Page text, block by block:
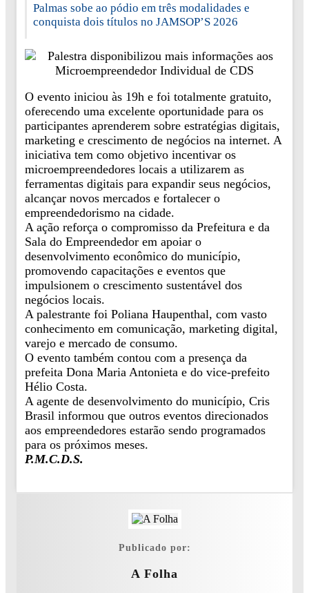
Palmas sobe ao pódio em três modalidades e
conquista dois títulos no JAMSOP’S 2026
O evento iniciou às 19h e foi totalmente gratuito,
oferecendo uma excelente oportunidade para os
participantes aprenderem sobre estratégias digitais,
marketing e crescimento de negócios na internet. A
iniciativa tem como objetivo incentivar os
microempreendedores locais a utilizarem as
ferramentas digitais para expandir seus negócios,
alcançar novos mercados e fortalecer o
empreendedorismo na cidade.
A ação reforça o compromisso da Prefeitura e da
Sala do Empreendedor em apoiar o
desenvolvimento econômico do município,
promovendo capacitações e eventos que
impulsionem o crescimento sustentável dos
negócios locais.
A palestrante foi Poliana Haupenthal, com vasto
conhecimento em comunicação, marketing digital,
varejo e mercado de consumo.
O evento também contou com a presença da
prefeita Dona Maria Antonieta e do vice-prefeito
Hélio Costa.
A agente de desenvolvimento do município, Cris
Brasil informou que outros eventos direcionados
aos empreendedores estarão sendo programados
para os próximos meses.
P.M.C.D.S.
Publicado por:
A Folha